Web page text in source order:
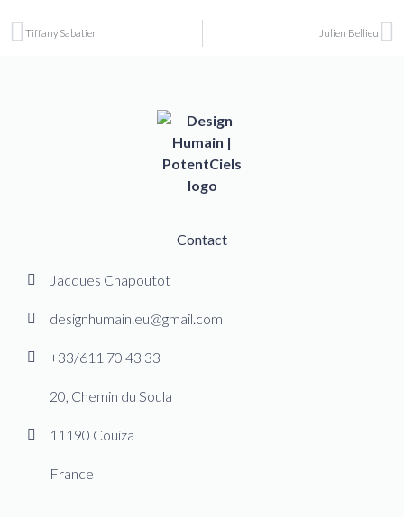
Tiffany Sabatier Julien Bellieu
Contact
Jacques Chapoutot
designhumain.eu@gmail.com
+33/611 70 43 33
20, Chemin du Soula
11190 Couiza
France